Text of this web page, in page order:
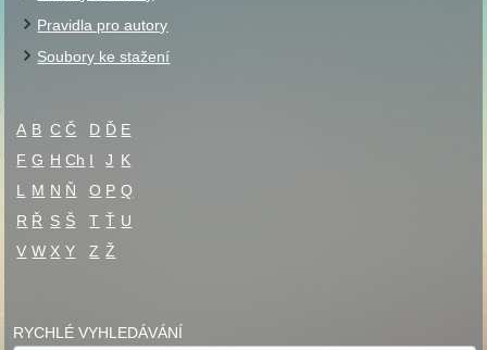
Pravidla pro autory
Soubory ke stažení
A B C Č D Ď E
F G H Ch I J K
L
M N Ň O P Q
R Ř S Š T Ť U
V W X Y Z Ž
RYCHLÉ VYHLEDÁVÁNÍ